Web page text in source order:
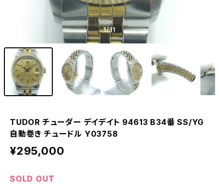
1/11
TUDOR チューダー デイデイト 94613 B34番 SS/YG
自動巻き チュードル Y03758
¥295,000
SOLD OUT